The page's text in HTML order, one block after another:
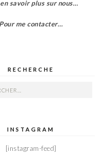
savoir plus sur nous…
Pour me contacter…
RECHERCHE
:
INSTAGRAM
[instagram-feed]